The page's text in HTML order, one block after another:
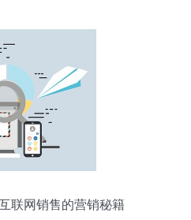
联网销售的营销秘籍